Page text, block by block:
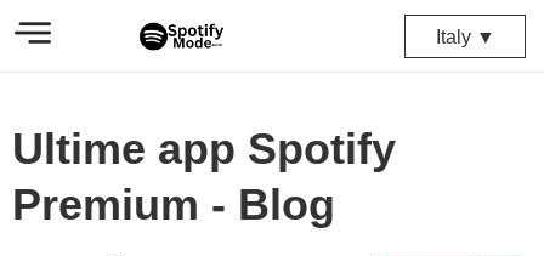
Italy ▼
Ultime app Spotify
Premium - Blog